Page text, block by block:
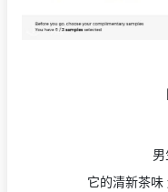
它的清新茶